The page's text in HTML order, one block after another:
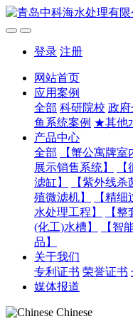
登录 注册
网站首页
应用案例
全部 科研院校 政府
鱼系统案例 ★其他
产品中心
全部
【蟹公寓牌
展示销售系统】
滤缸】
【紫外线杀
殖微滤机】
【精细
水处理工程】
【整
(化工)水槽】
【智
品】
关于我们
专利证书 荣誉证书
媒体报道
Chinese